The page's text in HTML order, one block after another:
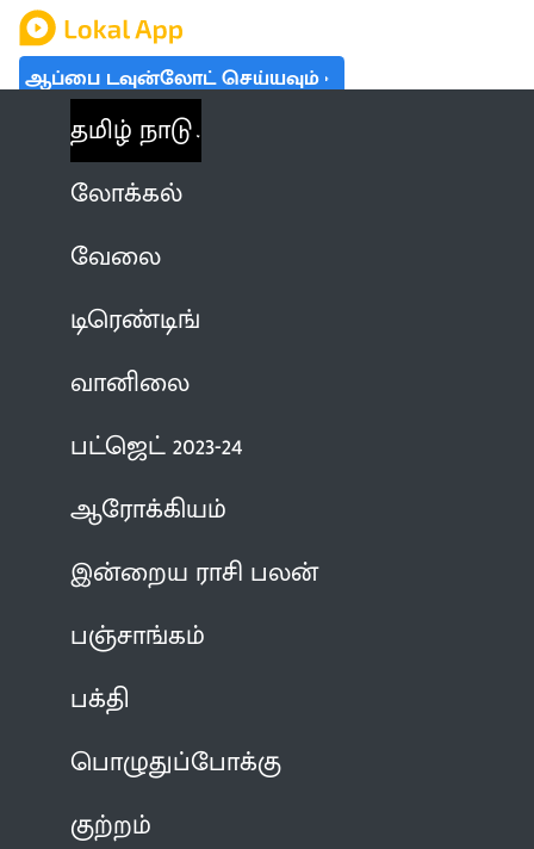
ஆப்பை டவுன்லோட் செய்யவும்
தமிழ் நாடு
லோக்கல்
வேலை
டிரெண்டிங்
வானிலை
பட்ஜெட் 2023-24
ஆரோக்கியம்
இன்றைய ராசி பலன்
பஞ்சாங்கம்
பக்தி
பொழுதுப்போக்கு
குற்றம்